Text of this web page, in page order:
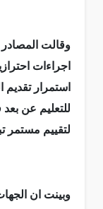
وقالت
اجراءات
استمرار تقديم
للتعليم عن
لتقييم مستمر
وبينت ان